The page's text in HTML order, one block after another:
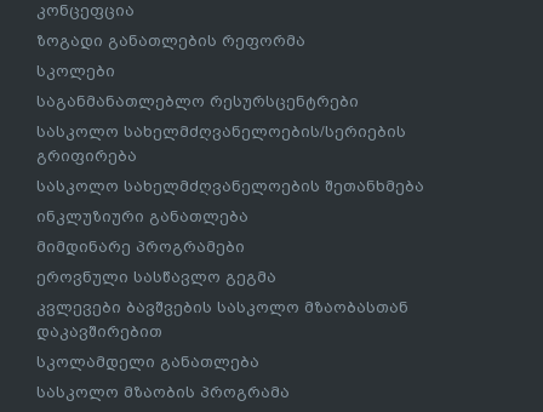
კონცეფცია
ზოგადი განათლების რეფორმა
სკოლები
საგანმანათლებლო რესურსცენტრები
სასკოლო სახელმძღვანელოების/სერიების
გრიფირება
სასკოლო სახელმძღვანელოების შეთანხმება
ინკლუზიური განათლება
მიმდინარე პროგრამები
ეროვნული სასწავლო გეგმა
კვლევები ბავშვების სასკოლო მზაობასთან
დაკავშირებით
სკოლამდელი განათლება
სასკოლო მზაობის პროგრამა